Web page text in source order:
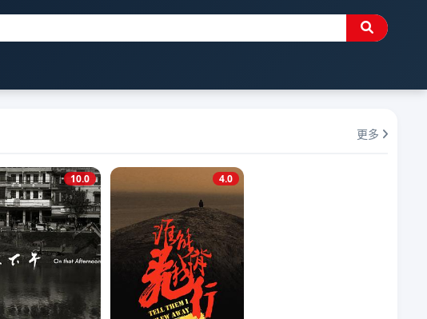
更多
10.0 4.0